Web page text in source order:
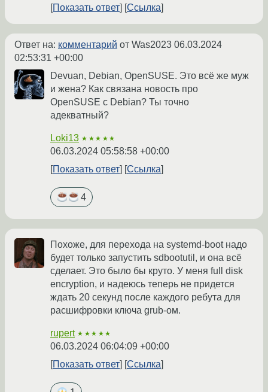
Показать ответ
Ссылка
Ответ на: комментарий от Was2023 06.03.2024
02:53:31 +00:00
Devuan, Debian, OpenSUSE. Это всё же муж
и жена? Как связана новость про
OpenSUSE с Debian? Ты точно
адекватный?
Loki13 ★★★★★
06.03.2024 05:58:58 +00:00
Показать ответ
Ссылка
4
Похоже, для перехода на systemd-boot надо
будет только запустить sdbootutil, и она всё
сделает. Это было бы круто. У меня full disk
encryption, и надеюсь теперь не придется
ждать 20 секунд после каждого ребута для
расшифровки ключа grub-ом.
rupert ★★★★★
06.03.2024 06:04:09 +00:00
Показать ответ
Ссылка